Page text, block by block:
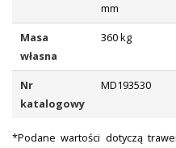
mm
Masa
własna
360 kg
Nr
katalogowy
MD193530
*Podane wartości dotyczą